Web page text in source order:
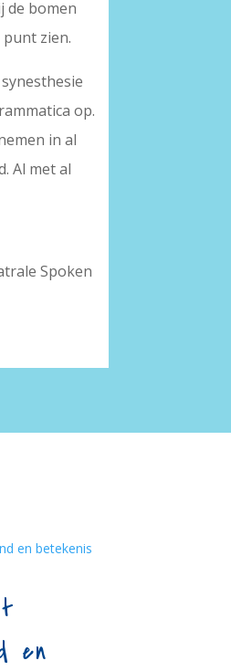
de bomen
zien.
op.
in al
Al met al
Spoken
en